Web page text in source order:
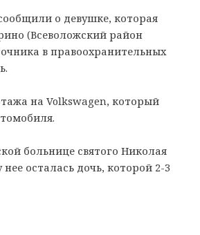
о девушке, которая
(Всеволожский район
в правоохранительных
на Volkswagen, который
больнице святого Николая
осталась дочь, которой 2-3